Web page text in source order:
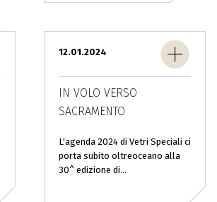
12.01.2024
IN VOLO VERSO
SACRAMENTO
L'agenda 2024 di Vetri Speciali ci
porta subito oltreoceano alla
30^ edizione di...